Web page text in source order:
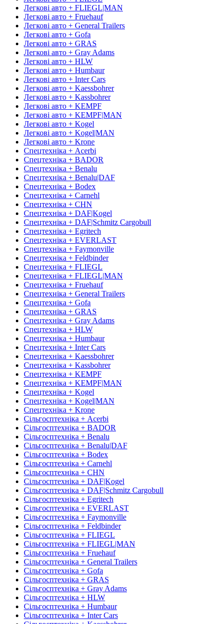
Легкові авто + FLIEGL|MAN
Легкові авто + Fruehauf
Легкові авто + General Trailers
Легкові авто + Gofa
Легкові авто + GRAS
Легкові авто + Gray Adams
Легкові авто + HLW
Легкові авто + Humbaur
Легкові авто + Inter Cars
Легкові авто + Kaessbohrer
Легкові авто + Kassbohrer
Легкові авто + KEMPF
Легкові авто + KEMPF|MAN
Легкові авто + Kogel
Легкові авто + Kogel|MAN
Легкові авто + Krone
Спецтехніка + Acerbi
Спецтехніка + BADOR
Спецтехніка + Benalu
Спецтехніка + Benalu|DAF
Спецтехніка + Bodex
Спецтехніка + Carnehl
Спецтехніка + CHN
Спецтехніка + DAF|Kogel
Спецтехніка + DAF|Schmitz Cargobull
Спецтехніка + Egritech
Спецтехніка + EVERLAST
Спецтехніка + Faymonville
Спецтехніка + Feldbinder
Спецтехніка + FLIEGL
Спецтехніка + FLIEGL|MAN
Спецтехніка + Fruehauf
Спецтехніка + General Trailers
Спецтехніка + Gofa
Спецтехніка + GRAS
Спецтехніка + Gray Adams
Спецтехніка + HLW
Спецтехніка + Humbaur
Спецтехніка + Inter Cars
Спецтехніка + Kaessbohrer
Спецтехніка + Kassbohrer
Спецтехніка + KEMPF
Спецтехніка + KEMPF|MAN
Спецтехніка + Kogel
Спецтехніка + Kogel|MAN
Спецтехніка + Krone
Сільгосптехніка + Acerbi
Сільгосптехніка + BADOR
Сільгосптехніка + Benalu
Сільгосптехніка + Benalu|DAF
Сільгосптехніка + Bodex
Сільгосптехніка + Carnehl
Сільгосптехніка + CHN
Сільгосптехніка + DAF|Kogel
Сільгосптехніка + DAF|Schmitz Cargobull
Сільгосптехніка + Egritech
Сільгосптехніка + EVERLAST
Сільгосптехніка + Faymonville
Сільгосптехніка + Feldbinder
Сільгосптехніка + FLIEGL
Сільгосптехніка + FLIEGL|MAN
Сільгосптехніка + Fruehauf
Сільгосптехніка + General Trailers
Сільгосптехніка + Gofa
Сільгосптехніка + GRAS
Сільгосптехніка + Gray Adams
Сільгосптехніка + HLW
Сільгосптехніка + Humbaur
Сільгосптехніка + Inter Cars